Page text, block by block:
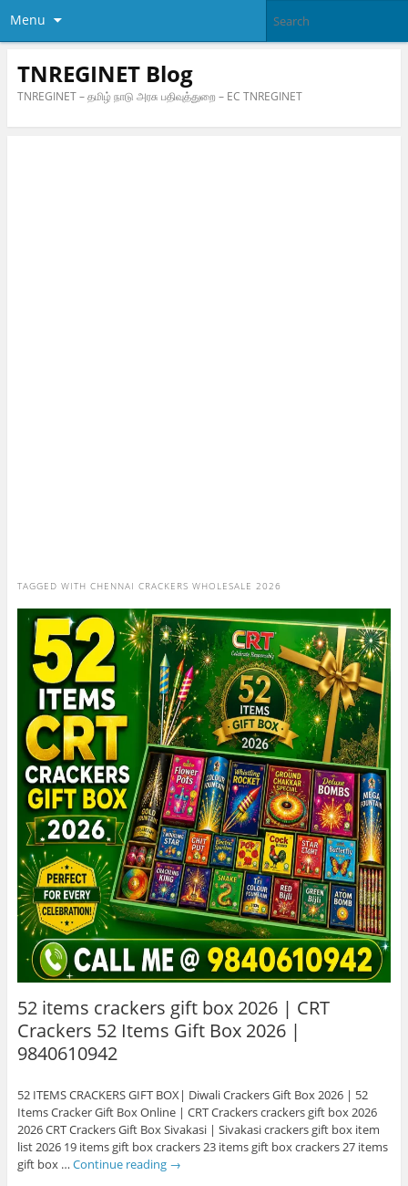
Menu
TNREGINET Blog
TNREGINET – தமிழ் நாடு அரசு பதிவுத்துறை – EC TNREGINET
TAGGED WITH CHENNAI CRACKERS WHOLESALE 2026
52 items crackers gift box 2026 | CRT
Crackers 52 Items Gift Box 2026 |
9840610942
52 ITEMS CRACKERS GIFT BOX| Diwali Crackers Gift Box 2026 | 52
Items Cracker Gift Box Online | CRT Crackers crackers gift box 2026
2026 CRT Crackers Gift Box Sivakasi | Sivakasi crackers gift box item
list 2026 19 items gift box crackers 23 items gift box crackers 27 items
gift box … Continue reading →